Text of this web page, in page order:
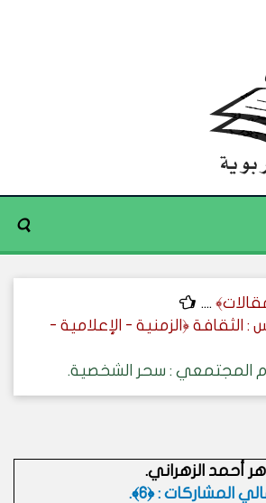
....
: الثقافة ﴿الزمنية - الإعلامية -
المجتمعي : سحر الشخصية.
أحمد الزهراني.
المشاركات : ﴿6﴾.